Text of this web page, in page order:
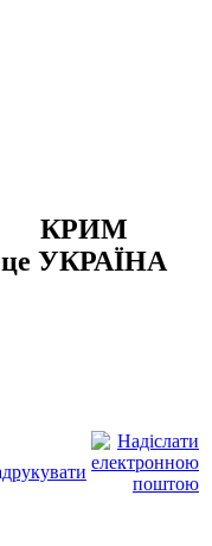
КРИМ
це УКРАЇНА